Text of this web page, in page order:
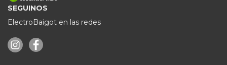
SEGUINOS
ElectroBaigot en las redes